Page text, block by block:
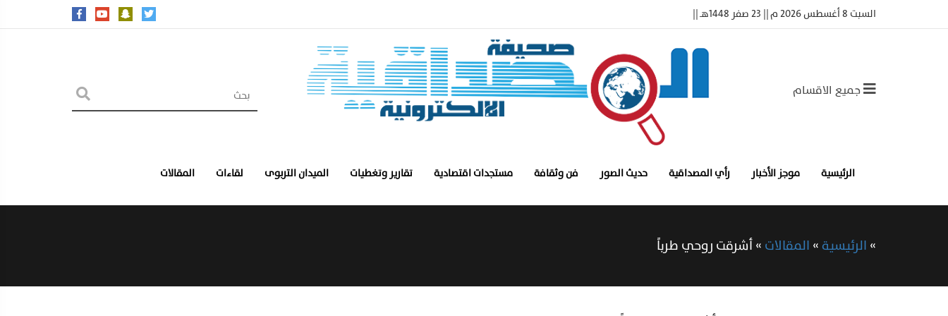
السبت 8 أغسطس 2026 م || 23 صفر 1448هـ ||
جميع الاقسام
الرئيسية موجز الأخبار رأي المصداقية حديث الصور فن وثقافة مستجدات اقتصادية تقارير وتغطيات الميدان التربوى لقاءات المقالات
»الرئيسية»المقالات»أشرقت روحي طرباً